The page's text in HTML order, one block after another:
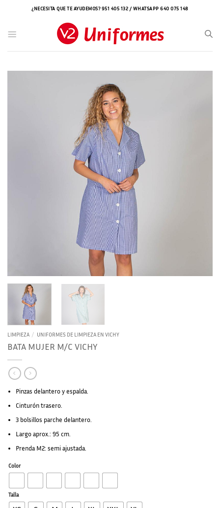
¿NECESITA QUE TE AYUDEMOS? 951 405 132 / WHATSAPP 640 075 148
LIMPIEZA / UNIFORMES DE LIMPIEZA EN VICHY
BATA MUJER M/C VICHY
Pinzas delantero y espalda.
Cinturón trasero.
3 bolsillos parche delantero.
Largo aprox.: 95 cm.
Prenda M2: semi ajustada.
Color
Talla